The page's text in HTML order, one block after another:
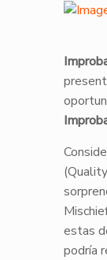
estas
podría